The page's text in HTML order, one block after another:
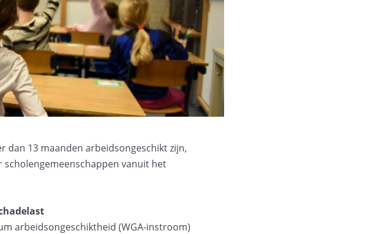
13 maanden arbeidsongeschikt zijn,
scholengemeenschappen vanuit het
arbeidsongeschiktheid (WGA-instroom)